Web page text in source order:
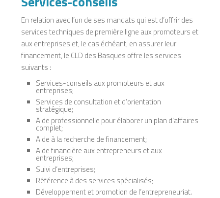
En relation avec l’un de ses mandats qui est d’offrir des
services techniques de première ligne aux promoteurs et
aux entreprises et, le cas échéant, en assurer leur
financement, le CLD des Basques offre les services
suivants :
Services-conseils aux promoteurs et aux
entreprises;
Services de consultation et d’orientation
stratégique;
Aide professionnelle pour élaborer un plan d’affaires
complet;
Aide à la recherche de financement;
Aide financière aux entrepreneurs et aux
entreprises;
Suivi d’entreprises;
Référence à des services spécialisés;
Développement et promotion de l’entrepreneuriat.